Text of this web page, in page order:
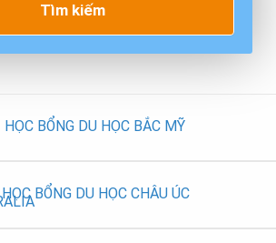
Tìm kiếm
HỌC BỔNG DU HỌC BẮC MỸ
HỌC BỔNG DU HỌC CHÂU ÚC